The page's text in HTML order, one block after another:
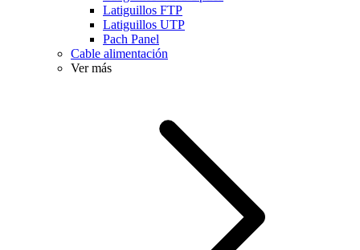
Latiguillos FTP
Latiguillos UTP
Pach Panel
Cable alimentación
Ver más